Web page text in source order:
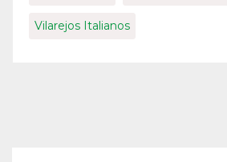
Vilarejos Italianos